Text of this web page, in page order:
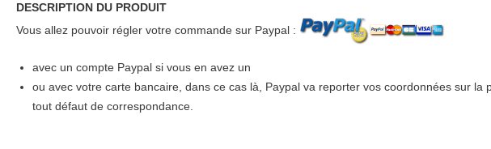
DESCRIPTION DU PRODUIT
Vous allez pouvoir régler votre commande sur Paypal :
avec un compte Paypal si vous en avez un
ou avec votre carte bancaire, dans ce cas là, Paypal va reporter vos coordonnées sur
tout défaut de correspondance.